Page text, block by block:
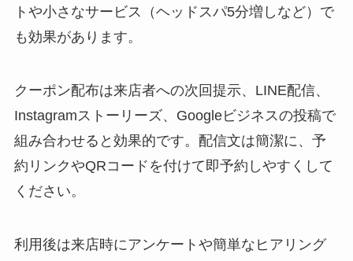
トや小さなサービス（ヘッドスパ5分増しなど）で
も効果があります。
クーポン配布は来店者への次回提示、LINE配信、
Instagramストーリーズ、Googleビジネスの投稿で
組み合わせると効果的です。配信文は簡潔に、予
約リンクやQRコードを付けて即予約しやすくして
ください。
利用後は来店時にアンケートや簡単なヒアリング